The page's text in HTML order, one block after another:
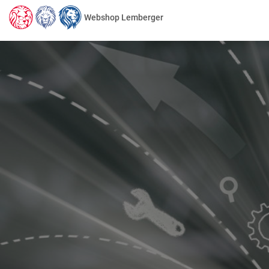
Webshop Lemberger